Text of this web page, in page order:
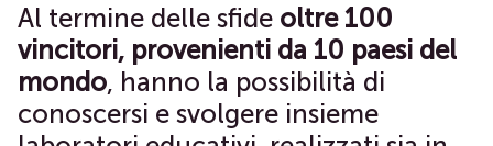
Al termine delle sfide oltre 100
vincitori, provenienti da 10 paesi del
mondo, hanno la possibilità di
conoscersi e svolgere insieme